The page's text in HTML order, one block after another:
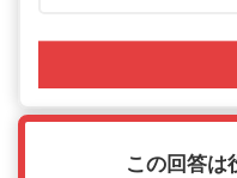
この回答は